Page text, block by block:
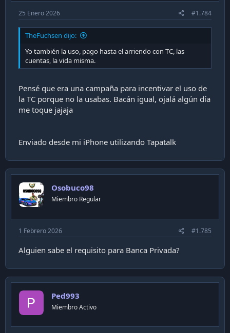
25 Enero 2026 #1.784
TheFuchsen dijo:
Yo también la uso, pago hasta el arriendo con TC, las
cuentas, la vida misma.
Pensé que era una campaña para incentivar el uso de
la TC porque no la usabas. Bacán igual, ojalá algún día
me toque jajaja
Enviado desde mi iPhone utilizando Tapatalk
Osobuco98
Miembro Regular
1 Febrero 2026 #1.785
Alguien sabe el requisito para Banca Privada?
Ped993
Miembro Activo